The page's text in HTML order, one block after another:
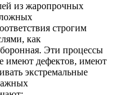
из жаропрочных
строгим
как
Эти процессы
имеют дефектов, имеют
экстремальные